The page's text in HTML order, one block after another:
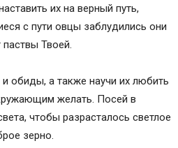
их на верный путь,
с пути овцы заблудились они
паствы Твоей.
и обиды, а также научи их любить
желать. Посей в
чтобы разрасталось светлое
зерно.